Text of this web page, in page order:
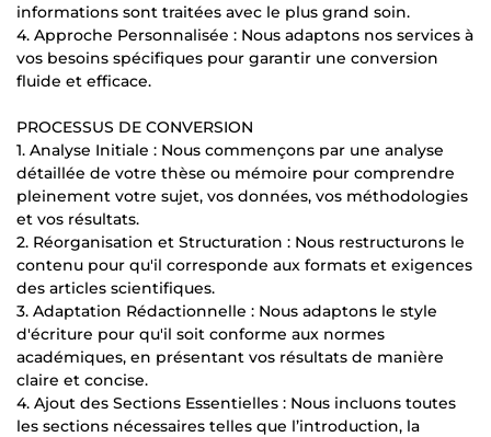
informations sont traitées avec le plus grand soin.
4. Approche Personnalisée : Nous adaptons nos services à
vos besoins spécifiques pour garantir une conversion
fluide et efficace.
PROCESSUS DE CONVERSION
1. Analyse Initiale : Nous commençons par une analyse
détaillée de votre thèse ou mémoire pour comprendre
pleinement votre sujet, vos données, vos méthodologies
et vos résultats.
2. Réorganisation et Structuration : Nous restructurons le
contenu pour qu'il corresponde aux formats et exigences
des articles scientifiques.
3. Adaptation Rédactionnelle : Nous adaptons le style
d'écriture pour qu'il soit conforme aux normes
académiques, en présentant vos résultats de manière
claire et concise.
4. Ajout des Sections Essentielles : Nous incluons toutes
les sections nécessaires telles que l’introduction, la